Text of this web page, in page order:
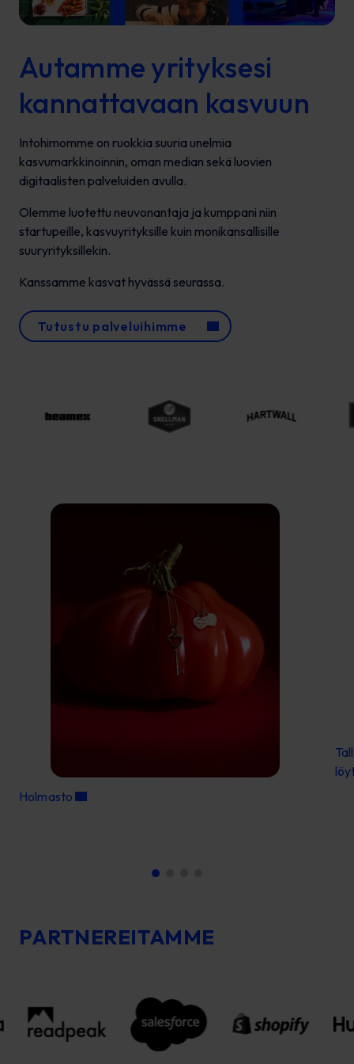
Autamme yrityksesi
kannattavaan kasvuun
Intohimomme on ruokkia suuria unelmia
kasvumarkkinoinnin, oman median sekä luovien
digitaalisten palveluiden avulla.
Olemme luotettu neuvonantaja ja kumppani niin
startupeille, kasvuyrityksille kuin monikansallisille
suuryrityksillekin.
Kanssamme kasvat hyvässä seurassa.
Tutustu palveluihimme
Holmasto
PARTNEREITAMME